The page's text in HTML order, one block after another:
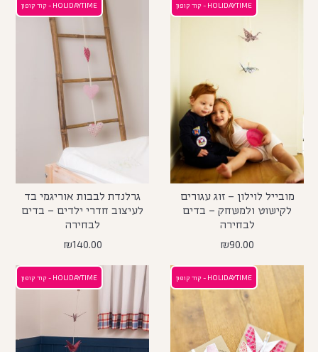
HOLIDAYTIME - קוד קופון
מובייל לוילון – זוג עגורים
לקישוט ולמשחק – בדים
לבחירה
₪90.00
HOLIDAYTIME - קוד קופון
גרלנדת לבבות אוריגמי בד
לעיצוב חדרי ילדים – בדים
לבחירה
₪140.00
HOLIDAYTIME - קוד קופון HOLIDAYTIME - קוד קופון